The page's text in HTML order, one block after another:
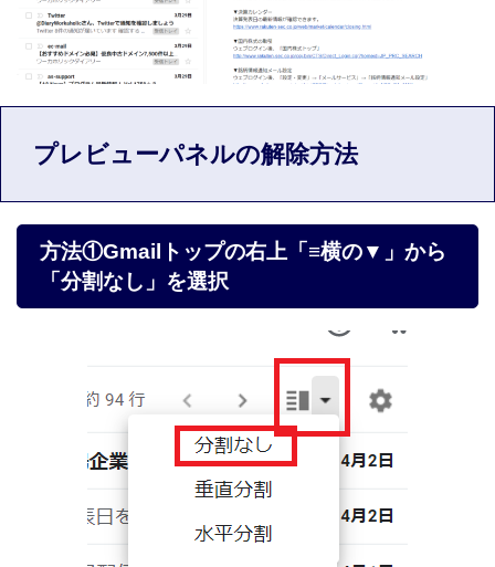
プレビューパネルの解除方法
方法①Gmailトップの右上「≡横の▼」から
「分割なし」を選択